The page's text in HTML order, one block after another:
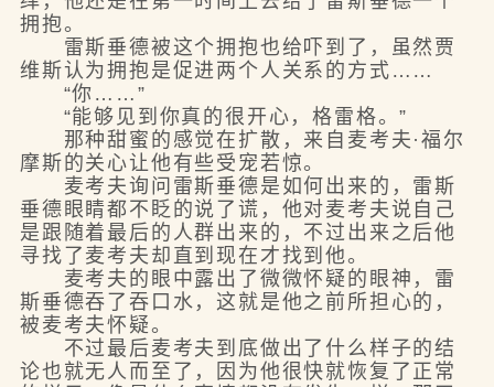
拥抱。
雷斯垂德被这个拥抱也给吓到了，虽然贾
维斯认为拥抱是促进两个人关系的方式……
“你……”
“能够见到你真的很开心，格雷格。”
那种甜蜜的感觉在扩散，来自麦考夫·福尔
摩斯的关心让他有些受宠若惊。
麦考夫询问雷斯垂德是如何出来的，雷斯
垂德眼睛都不眨的说了谎，他对麦考夫说自己
是跟随着最后的人群出来的，不过出来之后他
寻找了麦考夫却直到现在才找到他。
麦考夫的眼中露出了微微怀疑的眼神，雷
斯垂德吞了吞口水，这就是他之前所担心的，
被麦考夫怀疑。
不过最后麦考夫到底做出了什么样子的结
论也就无人而至了，因为他很快就恢复了正常